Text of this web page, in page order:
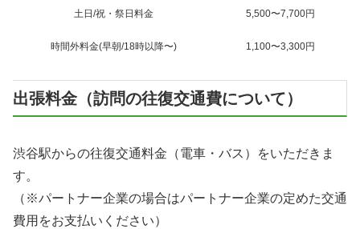
土日/祝・祭日料金 5,500〜7,700円
時間外料金(早朝/18時以降〜) 1,100〜3,300円
出張料金（訪問の往復交通費について）
渋谷駅からの往復交通料金（電車・バス）をいただきま
す。
（※パートナー企業の場合はパートナー企業の定めた交通
費用をお支払いください）